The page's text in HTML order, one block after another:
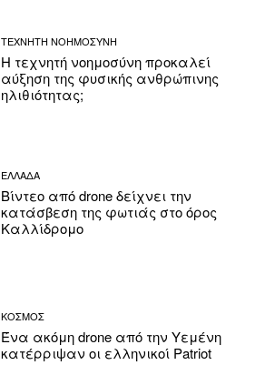
ΤΕΧΝΗΤΗ ΝΟΗΜΟΣΥΝΗ
Η τεχνητή νοημοσύνη προκαλεί
αύξηση της φυσικής ανθρώπινης
ηλιθιότητας;
ΕΛΛΑΔΑ
Βίντεο από drone δείχνει την
κατάσβεση της φωτιάς στο όρος
Καλλίδρομο
ΚΟΣΜΟΣ
Ένα ακόμη drone από την Υεμένη
κατέρριψαν οι ελληνικοί Patriot